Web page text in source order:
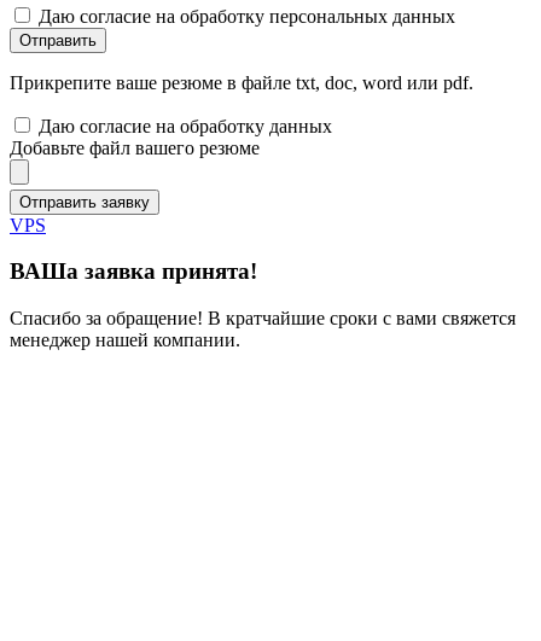
Даю согласие на обработку персональных данных
Отправить
Прикрепите ваше резюме в файле txt, doc, word или pdf.
Даю согласие на обработку данных
Добавьте файл вашего резюме
Отправить заявку
VPS
ВАШа заявка принята!
Спасибо за обращение! В кратчайшие сроки с вами свяжется
менеджер нашей компании.